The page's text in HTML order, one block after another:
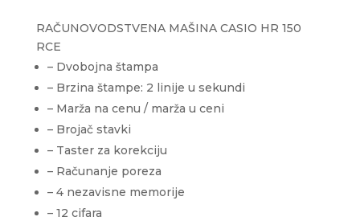
RAČUNOVODSTVENA MAŠINA CASIO HR 150
RCE
– Dvobojna štampa
– Brzina štampe: 2 linije u sekundi
– Marža na cenu / marža u ceni
– Brojač stavki
– Taster za korekciju
– Računanje poreza
– 4 nezavisne memorije
– 12 cifara